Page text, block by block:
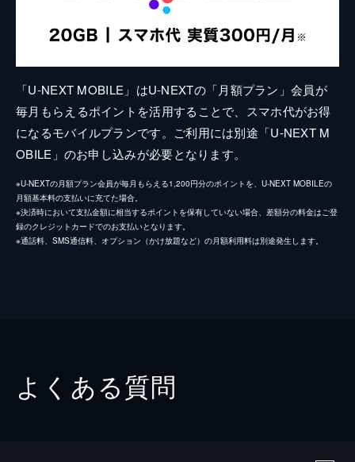
「U-NEXT MOBILE」はU-NEXTの「月額プラン」会員が
毎月もらえるポイントを活用することで、スマホ代がお得
になるモバイルプランです。ご利用には別途「U-NEXT M
OBILE」のお申し込みが必要となります。
※U-NEXTの月額プラン会員が毎月もらえる1,200円分のポイントを、U-NEXT MOBILEの
月額基本料の支払いに充てた場合。
※決済時において支払金額に相当するポイントを保有していない場合、差額分の料金はご登
録のクレジットカードでのお支払いとなります。
※通話料、SMS通信料、オプション（かけ放題など）の月額利用料は別途発生します。
よくある質問